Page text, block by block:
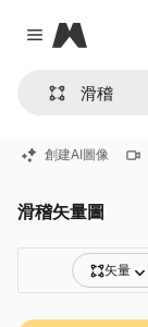
Close menu
Magnific
創建AI圖像
滑稽矢量圖
矢量